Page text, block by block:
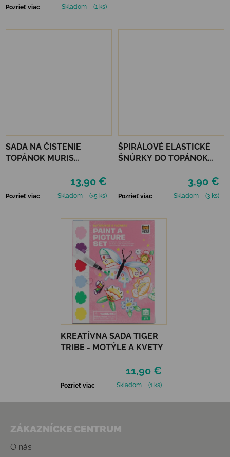
Pozrieť viac Skladom (1 ks)
SADA NA ČISTENIE
TOPÁNOK MURIS
13,90 €
Pozrieť viac Skladom (>5 ks)
ŠPIRÁLOVÉ ELASTICKÉ
ŠNÚRKY DO TOPÁNOK
3,90 €
Pozrieť viac Skladom (3 ks)
KREATÍVNA SADA TIGER
TRIBE - MOTÝLE A KVETY
11,90 €
Pozrieť viac Skladom (1 ks)
ZÁKAZNÍCKE CENTRUM
O nás